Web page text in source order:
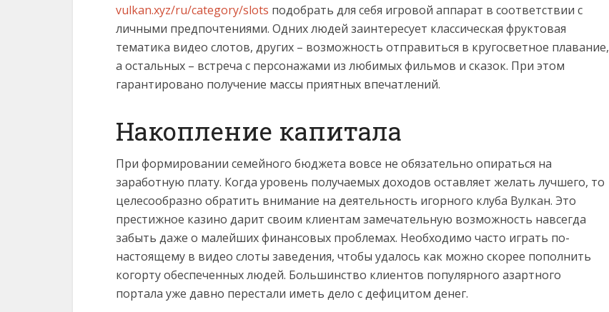
vulkan.xyz/ru/category/slots подобрать для себя игровой аппарат в соответствии с
личными предпочтениями. Одних людей заинтересует классическая фруктовая
тематика видео слотов, других – возможность отправиться в кругосветное плавание,
а остальных – встреча с персонажами из любимых фильмов и сказок. При этом
гарантировано получение массы приятных впечатлений.
Накопление капитала
При формировании семейного бюджета вовсе не обязательно опираться на
заработную плату. Когда уровень получаемых доходов оставляет желать лучшего, то
целесообразно обратить внимание на деятельность игорного клуба Вулкан. Это
престижное казино дарит своим клиентам замечательную возможность навсегда
забыть даже о малейших финансовых проблемах. Необходимо часто играть по-
настоящему в видео слоты заведения, чтобы удалось как можно скорее пополнить
когорту обеспеченных людей. Большинство клиентов популярного азартного
портала уже давно перестали иметь дело с дефицитом денег.